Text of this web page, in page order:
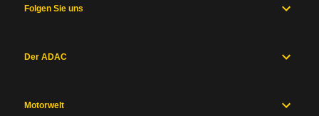
Folgen Sie uns
Der ADAC
Motorwelt